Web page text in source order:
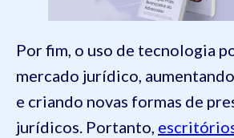
Por fim, o uso de tecnologia
mercado jurídico,
e criando novas formas de
jurídicos. Portanto,